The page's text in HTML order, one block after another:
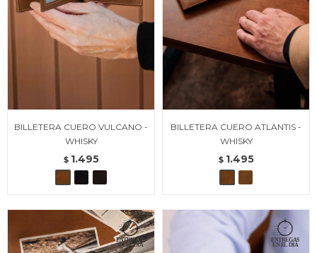
BILLETERA CUERO VULCANO -
WHISKY
$ 1.495
BILLETERA CUERO ATLANTIS -
WHISKY
$ 1.495